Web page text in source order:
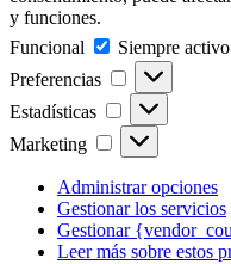
y funciones.
Funcional
Funcional
Siempre activo
Preferencias
Preferencias
Estadísticas Estadísticas
Marketing Marketing
Administrar opciones
Gestionar los servicios
Gestionar
Leer más sobre estos